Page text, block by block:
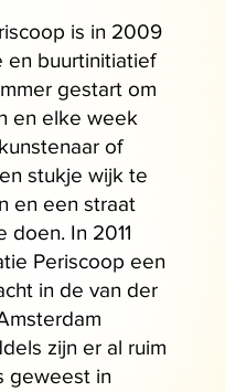
is in 2009
en buurtinitiatief
gestart om
en elke week
of
stukje wijk te
en een straat
doen. In 2011
Periscoop een
in de van der
zijn er al ruim
geweest in